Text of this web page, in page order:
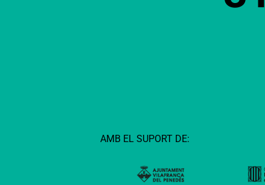
AMB EL SUPORT DE: